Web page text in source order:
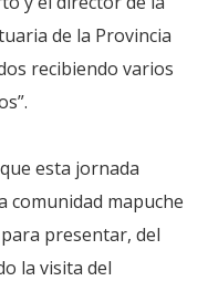
de la Provincia
recibiendo varios
esta jornada
comunidad mapuche
presentar, del
la visita del